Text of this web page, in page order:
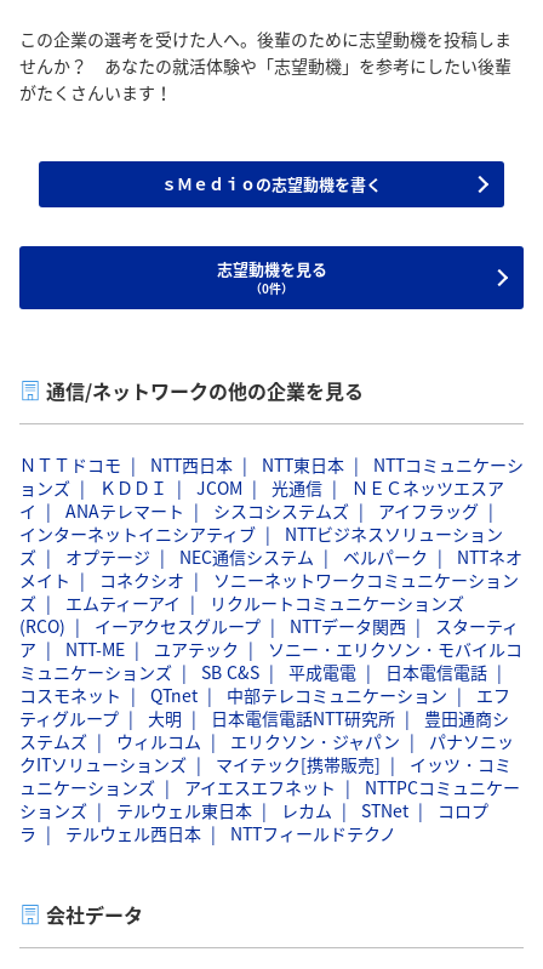
この企業の選考を受けた人へ。後輩のために志望動機を投稿しま
せんか？ あなたの就活体験や「志望動機」を参考にしたい後輩
がたくさんいます！
ｓＭｅｄｉｏの志望動機を書く
志望動機を見る
（0件）
通信/ネットワークの他の企業を見る
ＮＴＴドコモ NTT西日本 NTT東日本
NTTコミュニケーシ
ョンズ
ＫＤＤＩ JCOM 光通信
ＮＥＣネッツエスア
イ
ANAテレマート シスコシステムズ
アイフラッグ
インターネットイニシアティブ
NTTビジネスソリューション
ズ
オプテージ NEC通信システム ベルパーク
NTTネオ
メイト
コネクシオ
ソニーネットワークコミュニケーション
ズ
エムティーアイ
リクルートコミュニケーションズ
(RCO)
イーアクセスグループ NTTデータ関西
スターティ
ア
NTT-ME ユアテック
ソニー・エリクソン・モバイルコ
ミュニケーションズ
SB C&S 平成電電
日本電信電話
コスモネット
QTnet 中部テレコミュニケーション
エフ
ティグループ
大明 日本電信電話NTT研究所
豊田通商シ
ステムズ
ウィルコム エリクソン・ジャパン
パナソニッ
クITソリューションズ
マイテック[携帯販売]
イッツ・コミ
ュニケーションズ
アイエスエフネット
NTTPCコミュニケー
ションズ
テルウェル東日本 レカム STNet
コロプ
ラ
テルウェル西日本 NTTフィールドテクノ
会社データ